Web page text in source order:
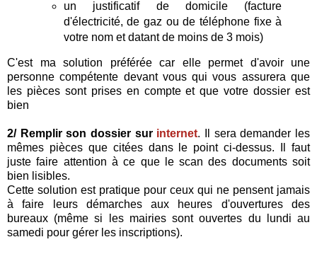
un justificatif de domicile (facture
d'électricité, de gaz ou de téléphone fixe à
votre nom et datant de moins de 3 mois)
C'est ma solution préférée car elle permet d'avoir une
personne compétente devant vous qui vous assurera que
les pièces sont prises en compte et que votre dossier est
bien
2/ Remplir son dossier sur internet. Il sera demander les
mêmes pièces que citées dans le point ci-dessus. Il faut
juste faire attention à ce que le scan des documents soit
bien lisibles.
Cette solution est pratique pour ceux qui ne pensent jamais
à faire leurs démarches aux heures d'ouvertures des
bureaux (même si les mairies sont ouvertes du lundi au
samedi pour gérer les inscriptions).